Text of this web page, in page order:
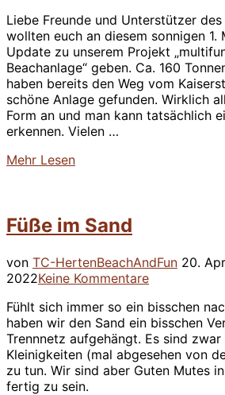
Liebe Freunde und Unterstützer
wollten euch an diesem sonnigen 1.
Update zu unserem Projekt
Beachanlage“ geben. Ca. 160
haben bereits den Weg vom
schöne Anlage gefunden. Wirklich
Form an und man kann tatsächlich
erkennen. Vielen …
Mehr über
Lesen
Füße im Sand
von TC-HertenBeachAndFun 20.
2022Keine Kommentare
Fühlt sich immer so ein bisschen
haben wir den Sand ein bisschen
Trennnetz aufgehängt. Es sind
Kleinigkeiten (mal abgesehen von
zu tun. Wir sind aber Guten Mutes
fertig zu sein.